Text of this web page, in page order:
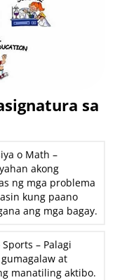
sa
o Math –
akong
ng mga problema
kung paano
ang mga bagay.
Sports – Palagi
at
manatiling aktibo.